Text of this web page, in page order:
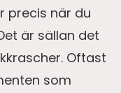
precis när du
är sällan det
Oftast
som